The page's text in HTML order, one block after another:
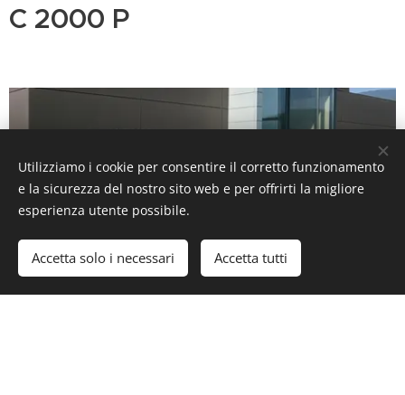
C 2000 P
Utilizziamo i cookie per consentire il corretto funzionamento
e la sicurezza del nostro sito web e per offrirti la migliore
esperienza utente possibile.
Accetta solo i necessari Accetta tutti